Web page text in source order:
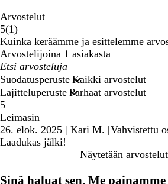
Arvostelut
5(11
arvostelua
)
Kuinka keräämme ja esittelemme
Arvostelijoina 1 asiakasta
Omat
hakusyötteet
Suodatusperuste
Lajitteluperuste
5
Leimasin
26. elok. 2025 | Kari M. |Vahvistettu
Laadukas jälki!
Näytetään arvostelut
Sinä haluat sen. Me painamme